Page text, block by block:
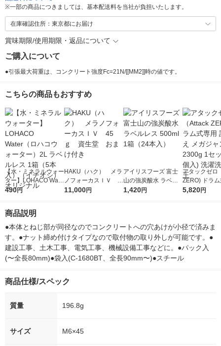
※一部の商品につきましては、基本配送料を当社が負担いたします。
在庫確認住所：東京都にお届け
賞味期限/使用期限・返品について
ご購入について
●引張最大荷重は、コンクリート強度Fc=21N/[[MM2]]時の値です。
こちらの商品もおすすめ
【水・ミネラルウォー
ター】LOHACO Wate
r（ロハコウォータ
シ） オリジナル
490円
HAKU（ハク） メラ
ノフォーカスＩＶ 4
5ｇ 資生堂 おまけ
11,000円
アイリスフーズ 富士
山の強炭酸水 ラベル
レス 500ml 1箱（24
1,420円
アタックゼロ
ZERO) ドラ
詰め替え メガ
5,820円
商品説明
●本体とねじ部が同径なのでコンクリートへの穴あけが小径で済みま
す。●ナット締め付けタイプなので取付物の取り外しが可能です。●
建設工事、土木工事、電気工事、機械設備工事などに。●パック入
(〜全長80mm)●袋入(C-1680BT、全長90mm〜)●スチール
商品仕様/スペック
質量 196.8g
サイズ M6×45